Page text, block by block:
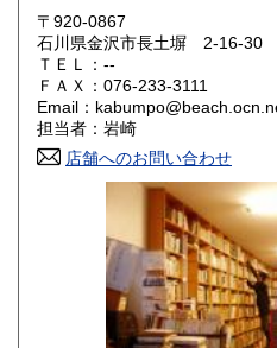
奈良県 320円
鳥取県 320円
岡山県 320円
320円
320円
320円
〒920-0867
石川県金沢市長土塀 2-16-30
ＴＥＬ：--
ＦＡＸ：076-233-3111
Email：
担当者：岩崎
店舗へのお問い合わせ